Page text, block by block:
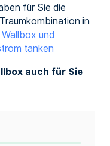
für Sie die
in
Wallbox und
tanken
auch für Sie